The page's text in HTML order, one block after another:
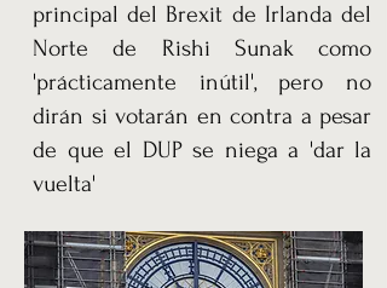
principal del Brexit de Irlanda del
Norte de Rishi Sunak como
'prácticamente inútil', pero no
dirán si votarán en contra a pesar
de que el DUP se niega a 'dar la
vuelta'